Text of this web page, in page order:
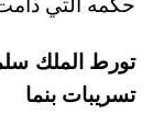
تورط الملك
تسريبات بنما